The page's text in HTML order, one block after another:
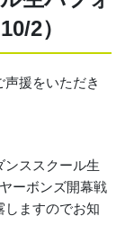
2）
援をいただき
ススクール生
ーボンズ開幕戦
しますのでお知